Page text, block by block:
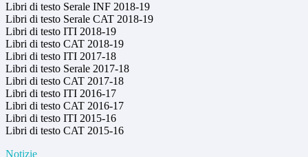
Libri di testo Serale INF 2018-19
Libri di testo Serale CAT 2018-19
Libri di testo ITI 2018-19
Libri di testo CAT 2018-19
Libri di testo ITI 2017-18
Libri di testo Serale 2017-18
Libri di testo CAT 2017-18
Libri di testo ITI 2016-17
Libri di testo CAT 2016-17
Libri di testo ITI 2015-16
Libri di testo CAT 2015-16
Notizie